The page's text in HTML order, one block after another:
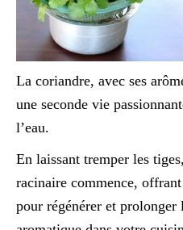
La coriandre, avec ses
une seconde vie
l’eau.
En laissant tremper les
racinaire commence,
pour régénérer et prolonger